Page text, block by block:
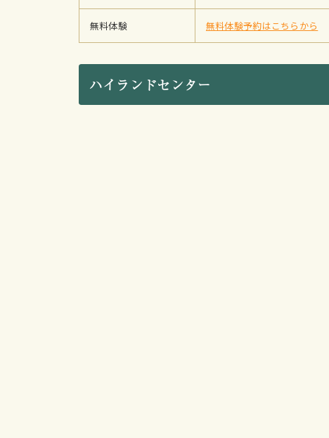
無料体験 無料体験予約はこちらから
ハイランドセンター